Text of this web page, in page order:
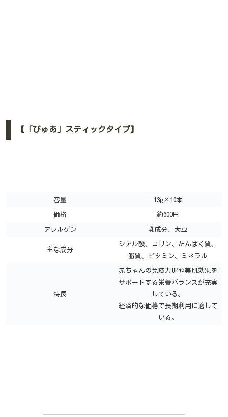
【「ぴゅあ」スティックタイプ】
容量 13g×10本
価格 約600円
アレルゲン 乳成分、大豆
主な成分
シアル酸、コリン、たんぱく質、
脂質、ビタミン、ミネラル
特長
赤ちゃんの免疫力UPや美肌効果を
サポートする栄養バランスが充実
している。
経済的な価格で長期利用に適して
いる。